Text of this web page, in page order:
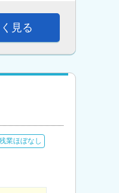
見る
業ほぼなし